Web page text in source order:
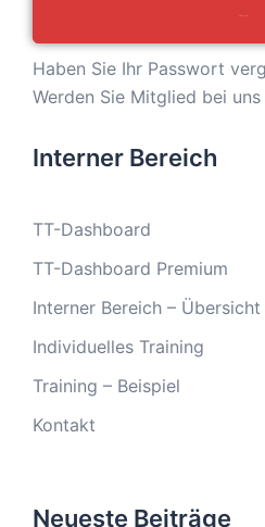
Haben Sie Ihr Passwort
Werden Sie Mitglied bei uns
Interner Bereich
TT-Dashboard
TT-Dashboard Premium
Interner Bereich – Übersicht
Individuelles Training
Training – Beispiel
Kontakt
Neueste Beiträge